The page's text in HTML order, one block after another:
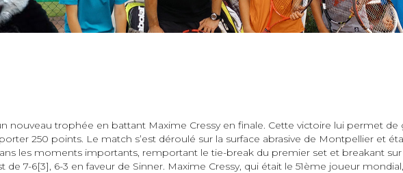
nouveau trophée en battant Maxime Cressy en finale. Cette victoire lui permet de
250 points. Le match s’est déroulé sur la surface abrasive de Montpellier et
les moments importants, remportant le tie-break du premier set et breakant
de 7-6[3], 6-3 en faveur de Sinner. Maxime Cressy, qui était le 51ème joueur